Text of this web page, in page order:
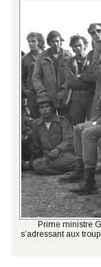
Prime ministre
s’adressant aux